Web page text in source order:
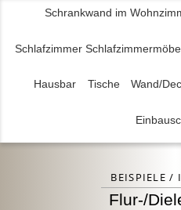
Schrankwand im
Schlafzimmer
Hausbar Tische Wand/
BEISPIELE /
Flur-/